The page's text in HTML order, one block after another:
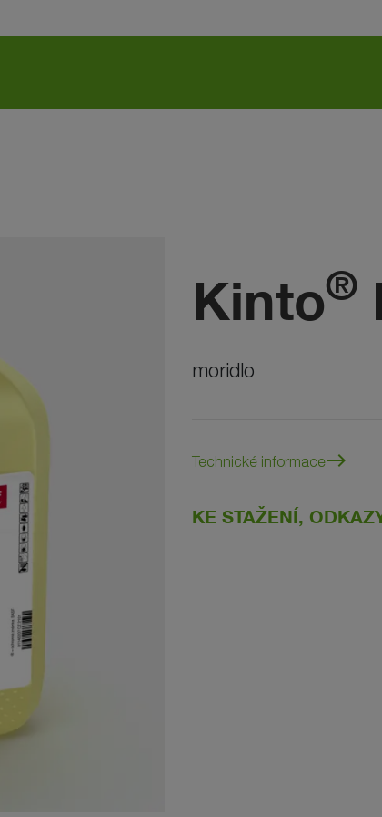
Kinto®
moridlo
Technické informaceeast
KE STAŽENÍ,